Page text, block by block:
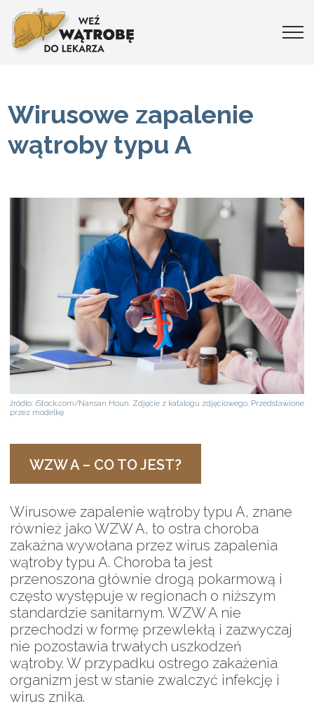
Wirusowe zapalenie
wątroby typu A
źródło: iStock.com/Nansan Houn. Zdjęcie z katalogu zdjęciowego. Przedstawione
przez modelkę
WZW A – CO TO JEST?
Wirusowe zapalenie wątroby typu A, znane
również jako WZW A, to ostra choroba
zakaźna wywołana przez wirus zapalenia
wątroby typu A. Choroba ta jest
przenoszona głównie drogą pokarmową i
często występuje w regionach o niższym
standardzie sanitarnym. WZW A nie
przechodzi w formę przewlekłą i zazwyczaj
nie pozostawia trwałych uszkodzeń
wątroby. W przypadku ostrego zakażenia
organizm jest w stanie zwalczyć infekcję i
wirus znika.